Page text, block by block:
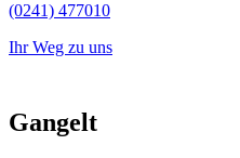
(0241) 477010
Ihr Weg zu uns
Gangelt